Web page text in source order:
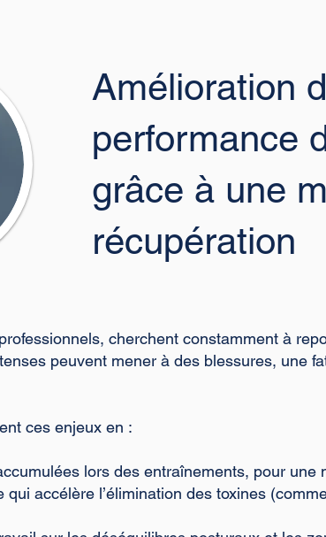
Amélioration
performance
grâce à une
récupération
cherchent constamment à
peuvent mener à des blessures, une
ces enjeux en :
lors des entraînements, pour une
accélère l’élimination des toxines